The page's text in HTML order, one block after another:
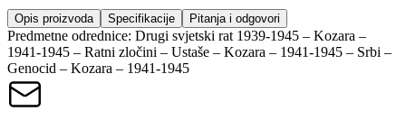
Opis proizvoda Specifikacije Pitanja i odgovori
Predmetne odrednice: Drugi svjetski rat 1939-1945 – Kozara –
1941-1945 – Ratni zločini – Ustaše – Kozara – 1941-1945 – Srbi –
Genocid – Kozara – 1941-1945